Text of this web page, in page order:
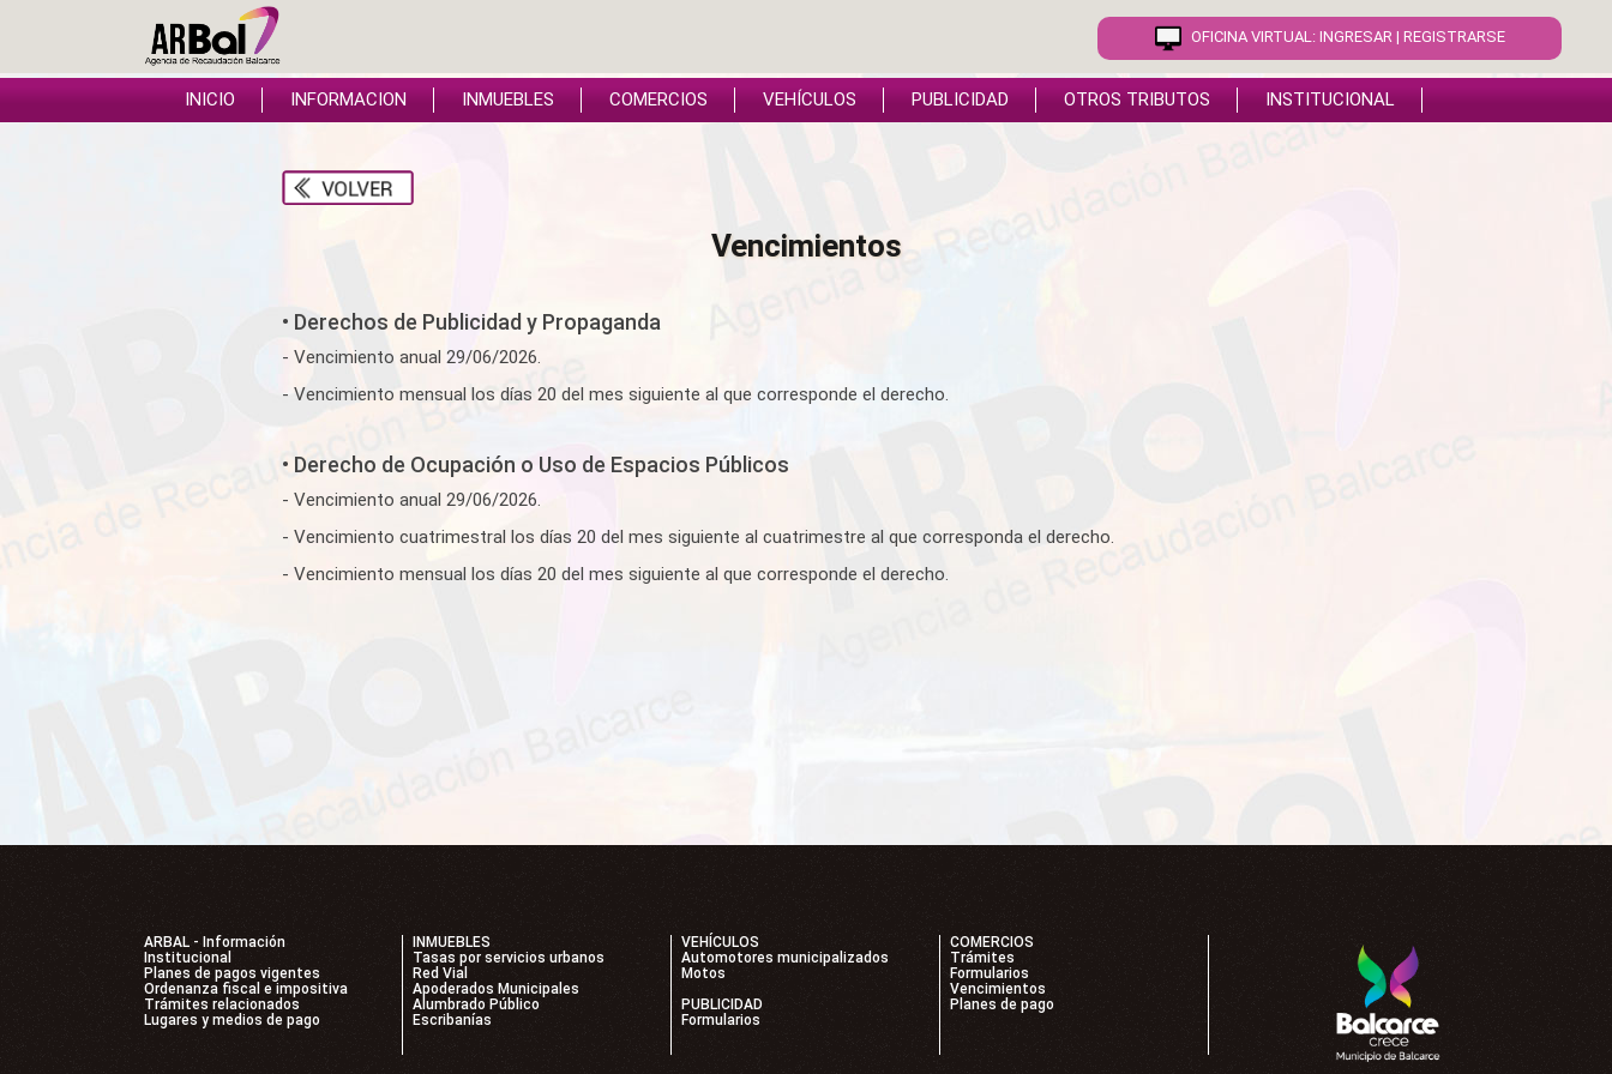
OFICINA VIRTUAL: INGRESAR| REGISTRARSE
INICIO INFORMACION INMUEBLES COMERCIOS VEHÍCULOS PUBLICIDAD OTROS TRIBUTOS INSTITUCIONAL
Vencimientos
• Derechos de Publicidad y Propaganda
- Vencimiento anual 29/06/2026.
- Vencimiento mensual los días 20 del mes siguiente al que corresponde el derecho.
• Derecho de Ocupación o Uso de Espacios Públicos
- Vencimiento anual 29/06/2026.
- Vencimiento cuatrimestral los días 20 del mes siguiente al cuatrimestre al que corresponda el derecho.
- Vencimiento mensual los días 20 del mes siguiente al que corresponde el derecho.
ARBAL - Información
Institucional
Planes de pagos vigentes
Ordenanza fiscal e impositiva
Trámites relacionados
Lugares y medios de pago
INMUEBLES
Tasas por servicios urbanos
Red Vial
Apoderados Municipales
Alumbrado Público
Escribanías
VEHÍCULOS
Automotores municipalizados
Motos
PUBLICIDAD
Formularios
COMERCIOS
Trámites
Formularios
Vencimientos
Planes de pago